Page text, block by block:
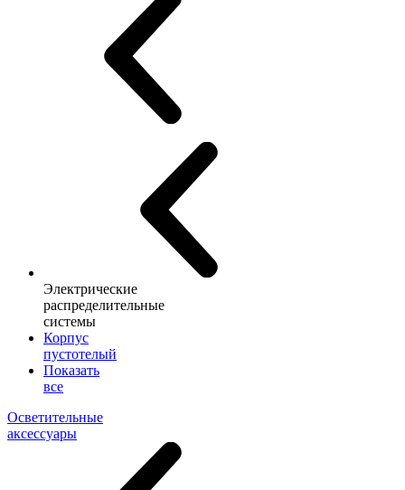
Электрические
распределительные
системы
Корпус
пустотелый
Показать
все
Осветительные
аксессуары